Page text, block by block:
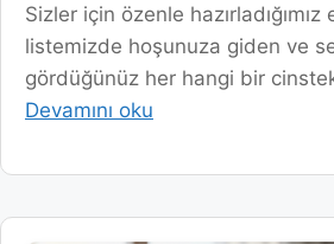
Sizler için özenle
listemizde hoşunuza giden ve
gördüğünüz her hangi bir
Devamını oku